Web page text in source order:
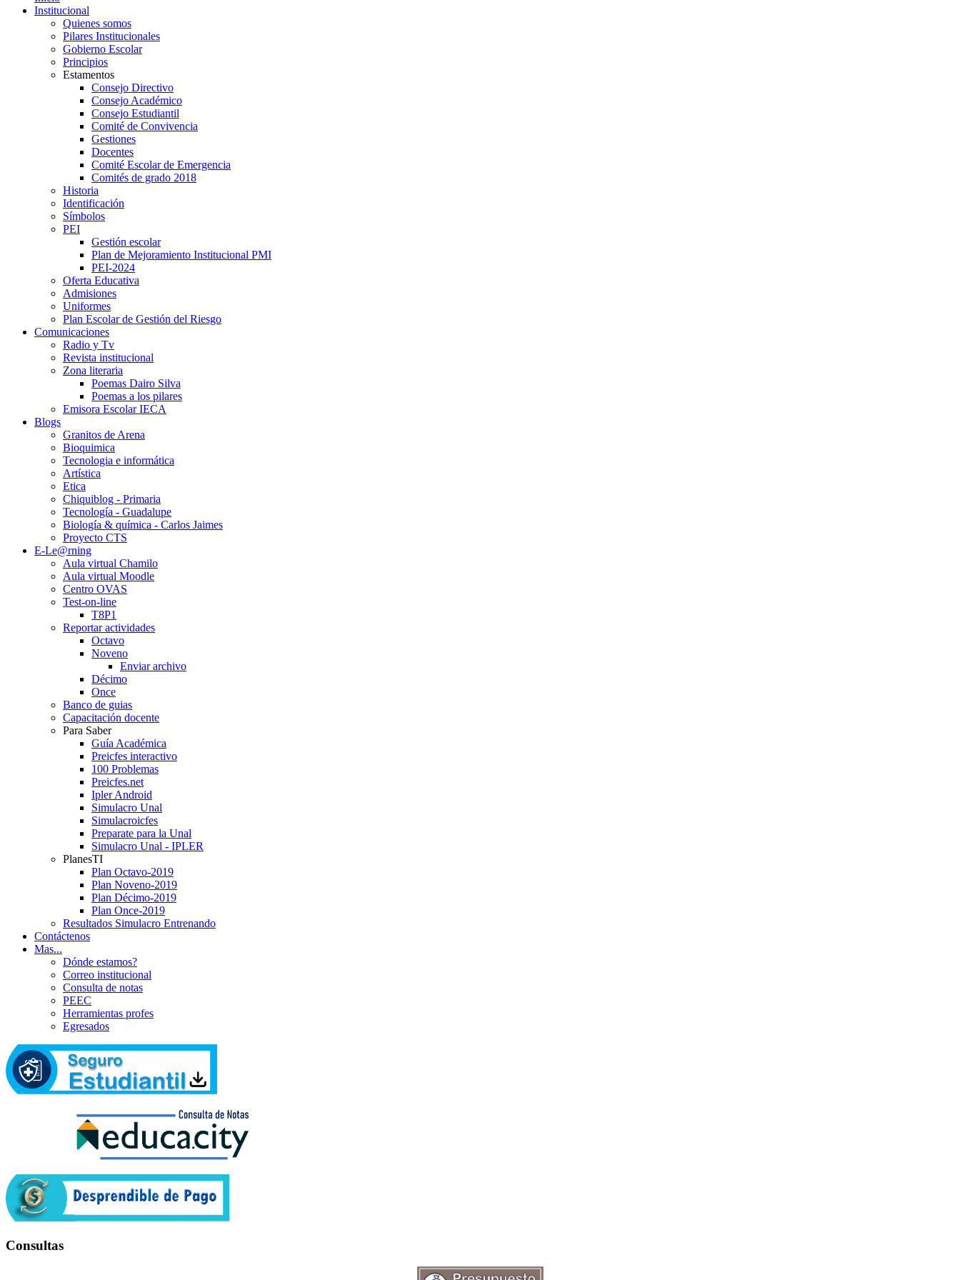
Institucional
Quienes somos
Pilares Institucionales
Gobierno Escolar
Principios
Estamentos
Consejo Directivo
Consejo Académico
Consejo Estudiantil
Comité de Convivencia
Gestiones
Docentes
Comité Escolar de Emergencia
Comités de grado 2018
Historia
Identificación
Símbolos
PEI
Gestión escolar
Plan de Mejoramiento Institucional PMI
PEI-2024
Oferta Educativa
Admisiones
Uniformes
Plan Escolar de Gestión del Riesgo
Comunicaciones
Radio y Tv
Revista institucional
Zona literaria
Poemas Dairo Silva
Poemas a los pilares
Emisora Escolar IECA
Blogs
Granitos de Arena
Bioquimica
Tecnologia e informática
Artística
Etica
Chiquiblog - Primaria
Tecnología - Guadalupe
Biología & química - Carlos Jaimes
Proyecto CTS
E-Le@rning
Aula virtual Chamilo
Aula virtual Moodle
Centro OVAS
Test-on-line
T8P1
Reportar actividades
Octavo
Noveno
Enviar archivo
Décimo
Once
Banco de guias
Capacitación docente
Para Saber
Guía Académica
Preicfes interactivo
100 Problemas
Preicfes.net
Ipler Android
Simulacro Unal
Simulacroicfes
Preparate para la Unal
Simulacro Unal - IPLER
PlanesTI
Plan Octavo-2019
Plan Noveno-2019
Plan Décimo-2019
Plan Once-2019
Resultados Simulacro Entrenando
Contáctenos
Mas...
Dónde estamos?
Correo institucional
Consulta de notas
PEEC
Herramientas profes
Egresados
Consultas